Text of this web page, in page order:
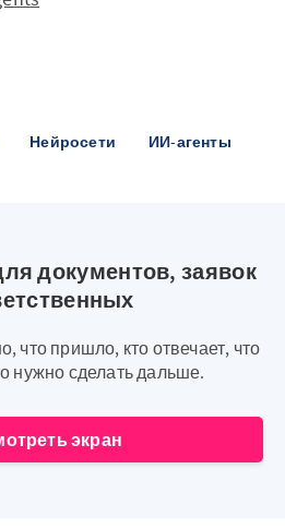
Нейросети ИИ-агенты
документов, заявок
что пришло, кто отвечает, что
нужно сделать дальше.
экран